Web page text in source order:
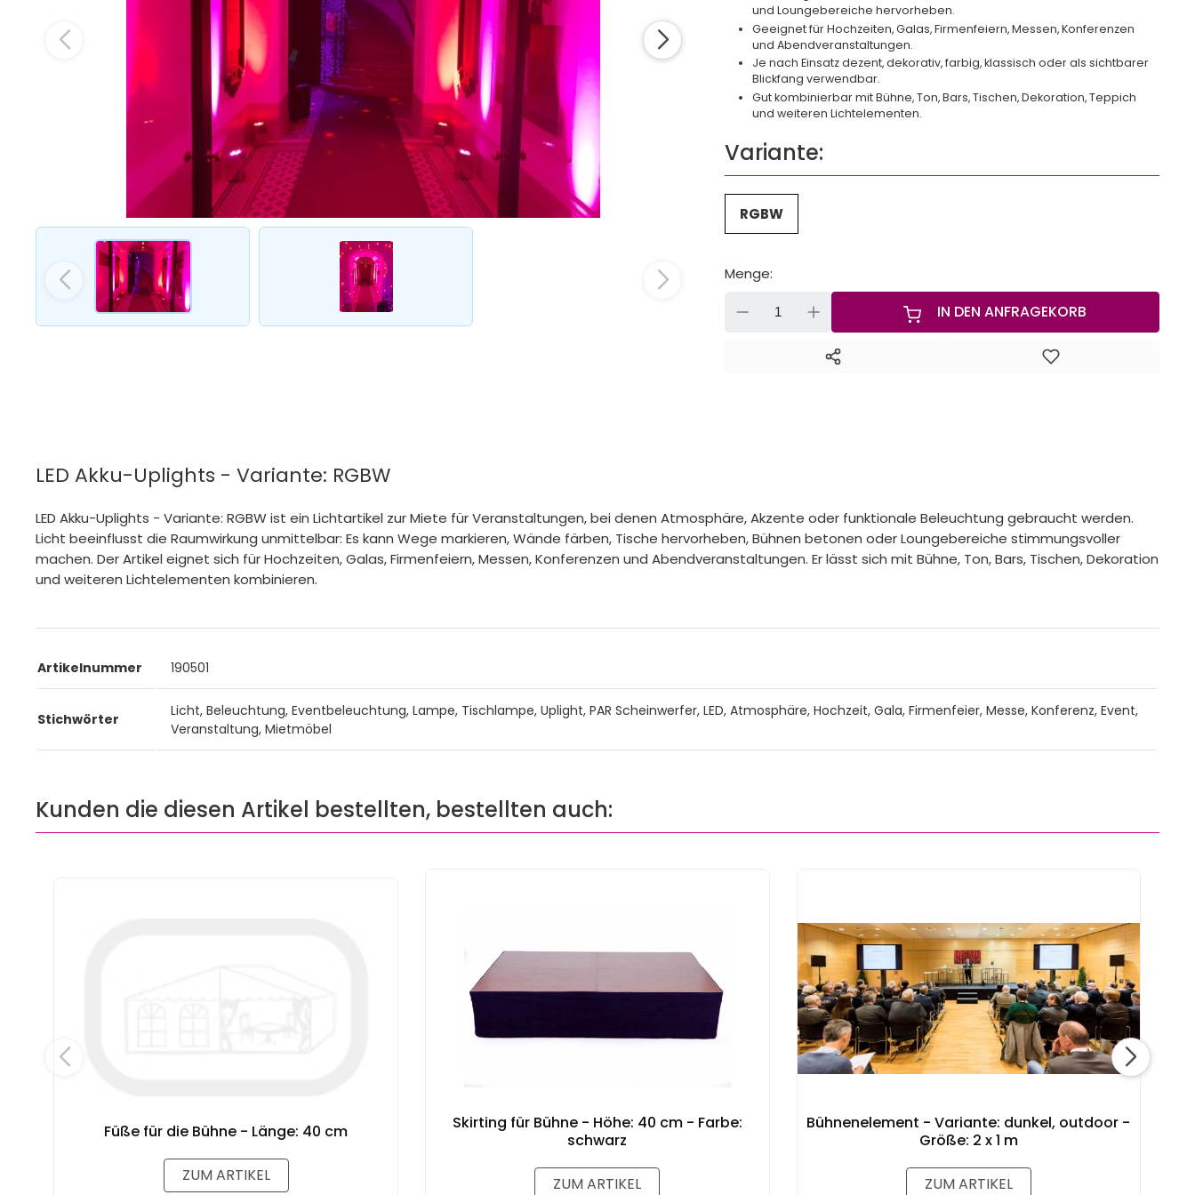
und Loungebereiche hervorheben.
Geeignet für Hochzeiten, Galas, Firmenfeiern, Messen, Konferenzen
und Abendveranstaltungen.
Je nach Einsatz dezent, dekorativ, farbig, klassisch oder als sichtbarer
Blickfang verwendbar.
Gut kombinierbar mit Bühne, Ton, Bars, Tischen, Dekoration, Teppich
und weiteren Lichtelementen.
Variante:
RGBW
Menge:
IN DEN ANFRAGEKORB
LED Akku-Uplights - Variante: RGBW
LED Akku-Uplights - Variante: RGBW ist ein Lichtartikel zur Miete für Veranstaltungen, bei denen Atmosphäre, Akzente oder funktionale Beleuchtung gebraucht werden.
Licht beeinflusst die Raumwirkung unmittelbar: Es kann Wege markieren, Wände färben, Tische hervorheben, Bühnen betonen oder Loungebereiche stimmungsvoller
machen. Der Artikel eignet sich für Hochzeiten, Galas, Firmenfeiern, Messen, Konferenzen und Abendveranstaltungen. Er lässt sich mit Bühne, Ton, Bars, Tischen, Dekoration
und weiteren Lichtelementen kombinieren.
Artikelnummer 190501
Stichwörter
Licht, Beleuchtung, Eventbeleuchtung, Lampe, Tischlampe, Uplight, PAR Scheinwerfer, LED, Atmosphäre, Hochzeit, Gala, Firmenfeier, Messe, Konferenz, Event,
Veranstaltung, Mietmöbel
Kunden die diesen Artikel bestellten, bestellten auch:
Füße für die Bühne - Länge: 40 cm
ZUM ARTIKEL
Skirting für Bühne - Höhe: 40 cm - Farbe:
schwarz
ZUM ARTIKEL
Bühnenelement - Variante: dunkel, outdoor -
Größe: 2 x 1 m
ZUM ARTIKEL